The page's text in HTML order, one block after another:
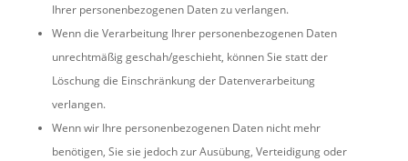
Ihrer personenbezogenen Daten zu verlangen.
Wenn die Verarbeitung Ihrer personenbezogenen Daten
unrechtmäßig geschah/geschieht, können Sie statt der
Löschung die Einschränkung der Datenverarbeitung
verlangen.
Wenn wir Ihre personenbezogenen Daten nicht mehr
benötigen, Sie sie jedoch zur Ausübung, Verteidigung oder